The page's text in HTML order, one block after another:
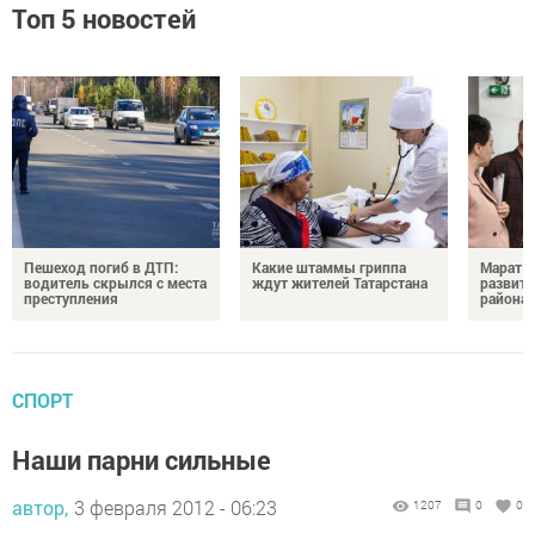
Топ 5 новостей
Пешеход погиб в ДТП:
водитель скрылся с места
преступления
Какие штаммы гриппа
ждут жителей Татарстана
Марат
района
СПОРТ
Наши парни сильные
автор, 3 февраля 2012 - 06:23 1207 0 0